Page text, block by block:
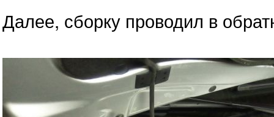
Далее, сборку проводил в